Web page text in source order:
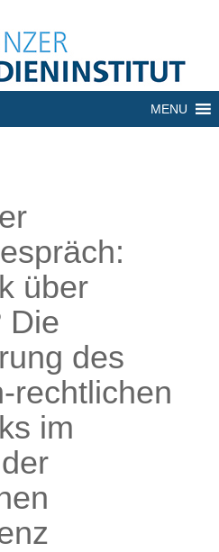
MENU
über
Die
des
rechtlichen
im